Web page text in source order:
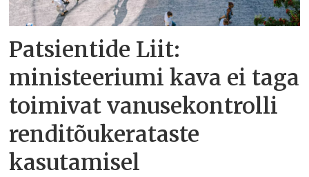
Patsientide Liit:
ministeeriumi kava ei taga
toimivat vanusekontrolli
renditõukerataste
kasutamisel